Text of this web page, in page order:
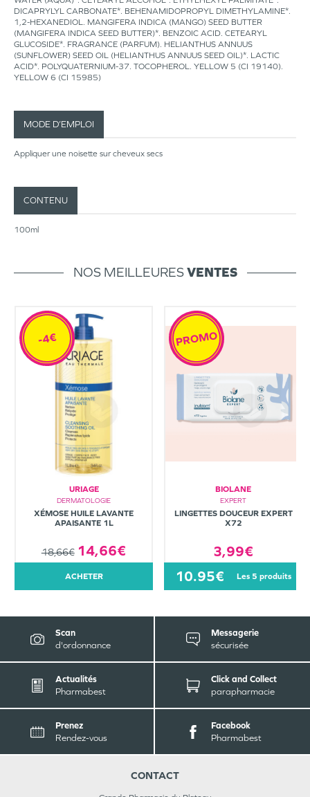
DICAPRYLYL CARBONATE*. BEHENAMIDOPROPYL DIMETHYLAMINE*.
1,2-HEXANEDIOL. MANGIFERA INDICA (MANGO) SEED BUTTER
(MANGIFERA INDICA SEED BUTTER)*. BENZOIC ACID. CETEARYL
GLUCOSIDE*. FRAGRANCE (PARFUM). HELIANTHUS ANNUUS
(SUNFLOWER) SEED OIL (HELIANTHUS ANNUUS SEED OIL)*. LACTIC
ACID*. POLYQUATERNIUM-37. TOCOPHEROL. YELLOW 5 (CI 19140).
YELLOW 6 (CI 15985)
MODE D’EMPLOI
Appliquer une noisette sur cheveux secs
CONTENU
100ml
NOS MEILLEURESVENTES
URIAGE
DERMATOLOGIE
XÉMOSE HUILE LAVANTE
APAISANTE 1L
18,66€ 14,66€
-4€
ACHETER
BIOLANE
EXPERT
LINGETTES DOUCEUR EXPERT
X72
3,99€
PROMO
10.95€ les 5 produits
Scan
d'ordonnance
Messagerie
sécurisée
Actualités
Pharmabest
Click and Collect
parapharmacie
Prenez
Rendez-vous
Facebook
Pharmabest
CONTACT